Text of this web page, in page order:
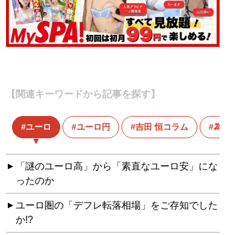
【関連キーワードから記事を探す】
ユーロ ユーロ円 吉田 恒コラム 為替
「謎のユーロ高」から「素直なユーロ安」にな
ったのか
ユーロ圏の「デフレ転落相場」をご存知でした
か!?